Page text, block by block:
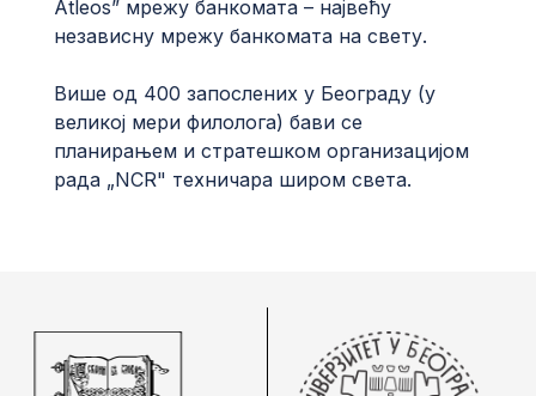
Atleos” мрежу банкоматa – највећу
независну мрежу банкомата на свету.
Више од 400 запослених у Београду (у
великој мери филологa) бави се
планирањем и стратешком организацијом
рада „NCR" техничара широм света.